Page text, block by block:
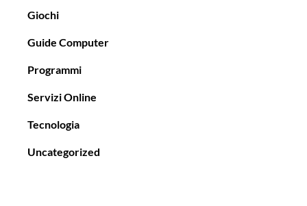
Giochi
Guide Computer
Programmi
Servizi Online
Tecnologia
Uncategorized